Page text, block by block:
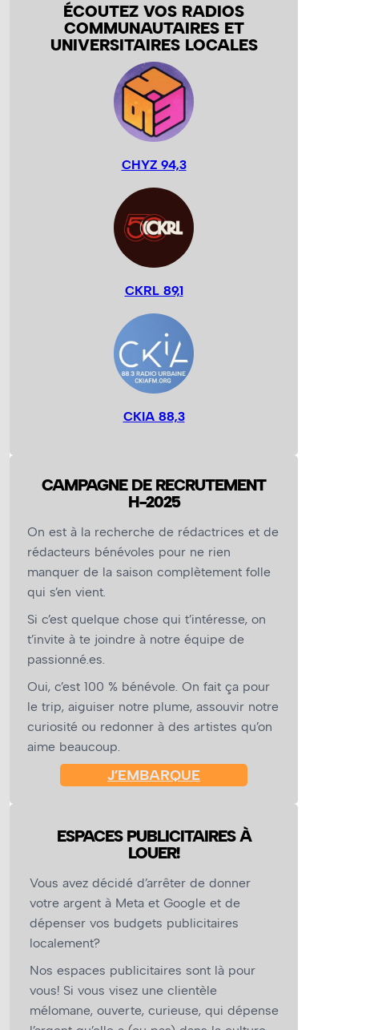
ÉCOUTEZ VOS RADIOS
COMMUNAUTAIRES ET
UNIVERSITAIRES LOCALES
CHYZ 94,3
CKRL 89,1
CKIA 88,3
CAMPAGNE DE RECRUTEMENT
H-2025
On est à la recherche de rédactrices et de
rédacteurs bénévoles pour ne rien
manquer de la saison complètement folle
qui s’en vient.
Si c’est quelque chose qui t’intéresse, on
t’invite à te joindre à notre équipe de
passionné.es.
Oui, c’est 100 % bénévole. On fait ça pour
le trip, aiguiser notre plume, assouvir notre
curiosité ou redonner à des artistes qu’on
aime beaucoup.
J’EMBARQUE
ESPACES PUBLICITAIRES À
LOUER!
Vous avez décidé d’arrêter de donner
votre argent à Meta et Google et de
dépenser vos budgets publicitaires
localement?
Nos espaces publicitaires sont là pour
vous! Si vous visez une clientèle
mélomane, ouverte, curieuse, qui dépense